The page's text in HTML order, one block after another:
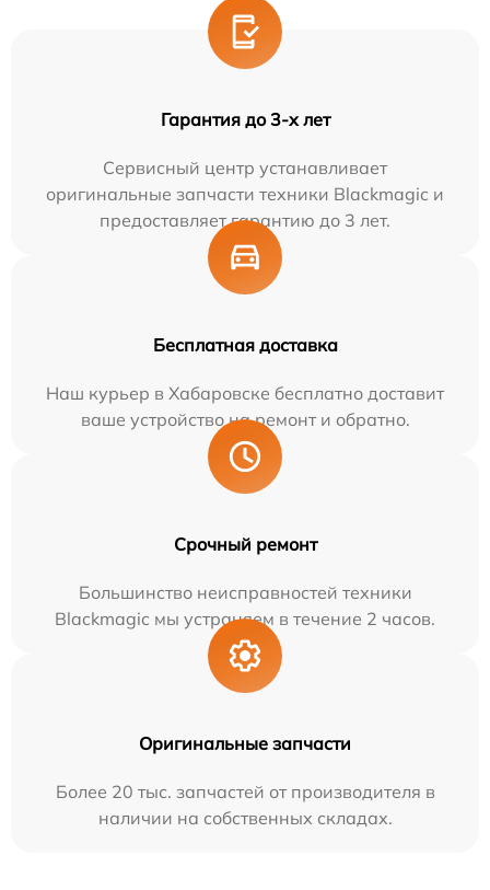
Гарантия до 3-х лет
Сервисный центр устанавливает
оригинальные запчасти техники Blackmagic и
предоставляет гарантию до 3 лет.
Бесплатная доставка
Наш курьер в Хабаровске бесплатно доставит
ваше устройство на ремонт и обратно.
Срочный ремонт
Большинство неисправностей техники
Blackmagic мы устраняем в течение 2 часов.
Оригинальные запчасти
Более 20 тыс. запчастей от производителя в
наличии на собственных складах.